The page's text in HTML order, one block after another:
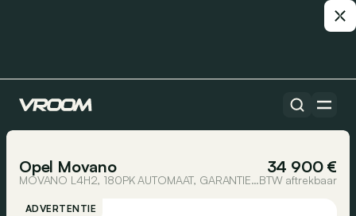
Alle auto’s
Opel Movano 34 900 €
MOVANO L4H2, 180PK AUTOMAAT, GARANTIE TOT 4DE JAARBTW aftrekbaar
ADVERTENTIE